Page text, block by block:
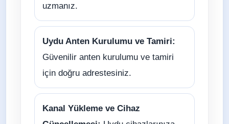
uzmanız.
Uydu Anten Kurulumu ve Tamiri:
Güvenilir anten kurulumu ve tamiri
için doğru adrestesiniz.
Kanal Yükleme ve Cihaz